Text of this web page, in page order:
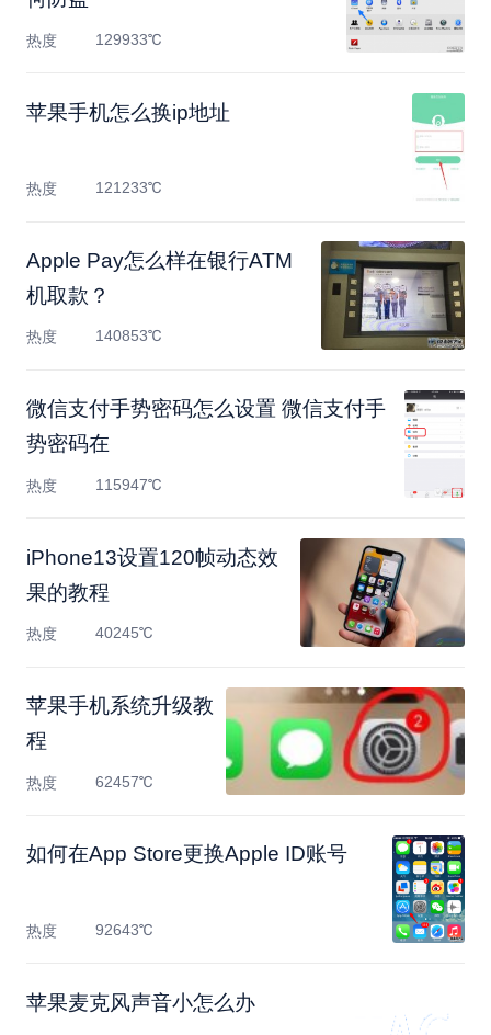
热度 129933℃
苹果手机怎么换ip地址
热度 121233℃
Apple Pay怎么样在银行ATM
机取款？
热度 140853℃
微信支付手势密码怎么设置 微信支付手
势密码在
热度 115947℃
​iPhone13设置120帧动态效
果的教程
热度 40245℃
苹果手机系统升级教
程
热度 62457℃
如何在App Store更换Apple ID账号
热度 92643℃
苹果麦克风声音小怎么办